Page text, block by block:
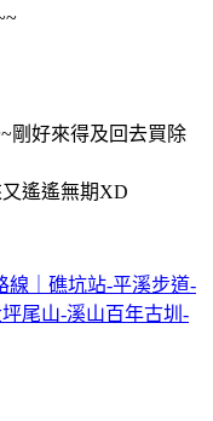
剛好來得及回去買除
遙遙無期XD
線｜礁坑站-平溪步道-
尾山-溪山百年古圳-